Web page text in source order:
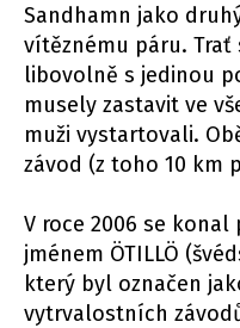
Sandhamn jako
vítěznému páru.
libovolně s jedinou
musely zastavit ve
muži vystartovali.
závod (z toho 10 km
V roce 2006 se
jménem ÖTILLÖ
který byl označen
vytrvalostních